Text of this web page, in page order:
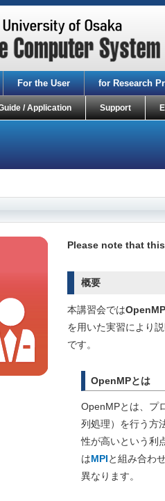
For the User for Research
/ Application Support
Please note that
概要
本講習会ではOpenMP
を用いた実習により
です。
OpenMPとは
OpenMPとは、プ
列処理）を行う方
性が高いという利
はMPIと組み合わ
異なります。